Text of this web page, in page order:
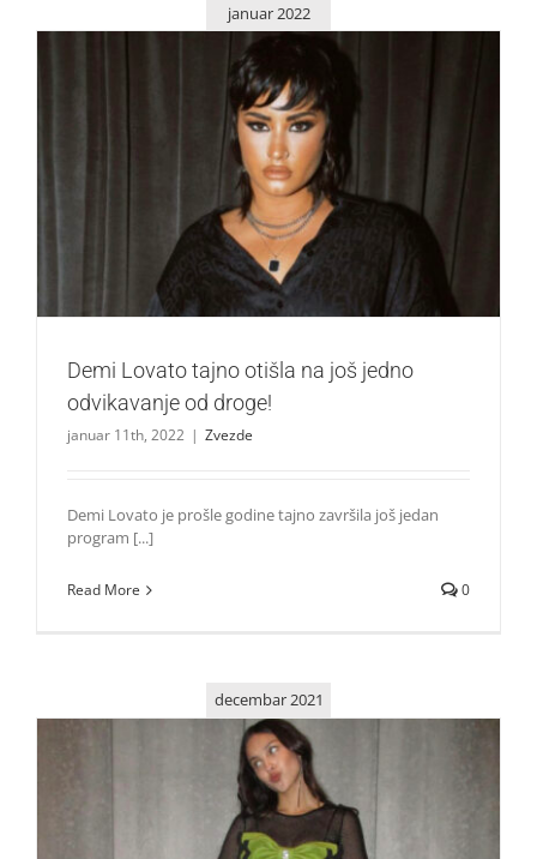
januar 2022
Demi Lovato tajno otišla na još jedno odvikavanje od
droge!
Zvezde
Demi Lovato tajno otišla na još jedno
odvikavanje od droge!
januar 11th, 2022 | Zvezde
Demi Lovato je prošle godine tajno završila još jedan
program [...]
Read More 0
decembar 2021